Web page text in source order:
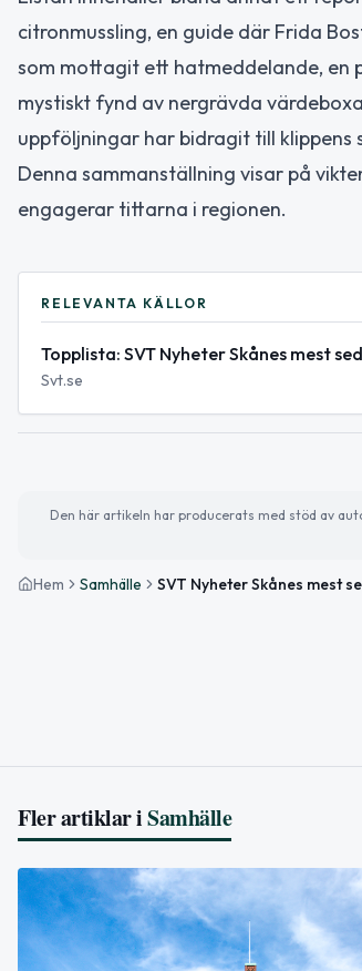
citronmussling, en guide där Frida
som mottagit ett hatmeddelande, en
mystiskt fynd av nergrävda
uppföljningar har bidragit till klippens
Denna sammanställning visar på
engagerar tittarna i regionen.
RELEVANTA KÄLLOR
Topplista: SVT Nyheter Skånes mest
Svt.se
Den här artikeln har producerats med stöd av
Hem Samhälle
Fler artiklar iSamhälle